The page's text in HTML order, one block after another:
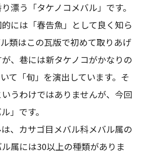
漂う「タケノコメバル」です。
には「春告魚」として良く知ら
類はこの瓦版で初めて取りあげ
、巷には新タケノコがかなりの
て「旬」を演出しています。そ
うわけではありませんが、今回
」です。
、カサゴ目メバル科メバル属の
属には30以上の種類がありま